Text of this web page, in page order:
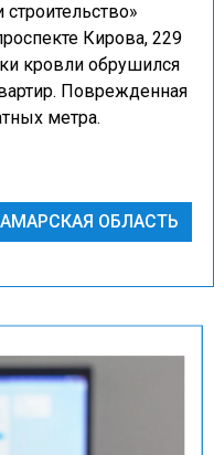
Кирова, 229
кровли обрушился
Поврежденная
метра.
ОБЛАСТЬ